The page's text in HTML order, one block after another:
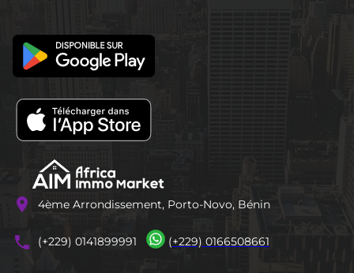
location_on 4ème Arrondissement, Porto-Novo, Bénin
phones(+229) 0141899991 (+229) 0166508661